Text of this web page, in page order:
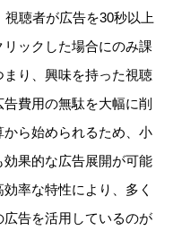
聴者が広告を30秒以上
リックした場合にのみ課
り、興味を持った視聴
費用の無駄を大幅に削
ら始められるため、小
果的な広告展開が可能
率な特性により、多く
告を活用しているのが